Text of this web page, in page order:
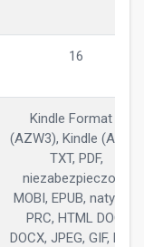
16
Kindle Format 8
(AZW3), Kindle (AZW),
TXT, PDF,
niezabezpieczony
MOBI, EPUB, natywny
PRC, HTML DOC,
DOCX, JPEG, GIF, PNG,